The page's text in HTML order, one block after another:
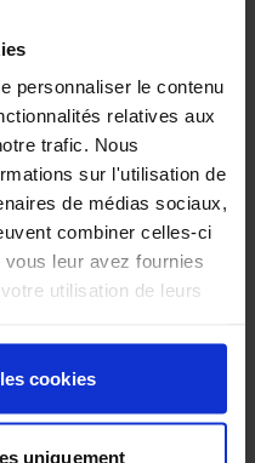
personnaliser le contenu
relatives aux
trafic. Nous
sur l'utilisation de
de médias sociaux,
combiner celles-ci
leur avez fournies
utilisation de leurs
cookies
uniquement